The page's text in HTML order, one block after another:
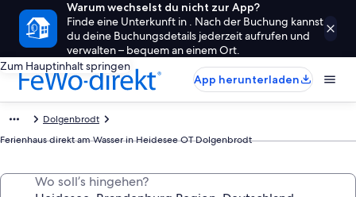
Warum wechselst du nicht zur App?
Finde eine Unterkunft in . Nach der Buchung kannst
du deine Buchungsdetails jederzeit aufrufen und
verwalten – bequem an einem Ort.
Zum Hauptinhalt springen
App herunterladen
Dolgenbrodt
Ferienhaus direkt am Wasser in Heidesee OT Dolgenbrodt
Wo soll’s hingehen?